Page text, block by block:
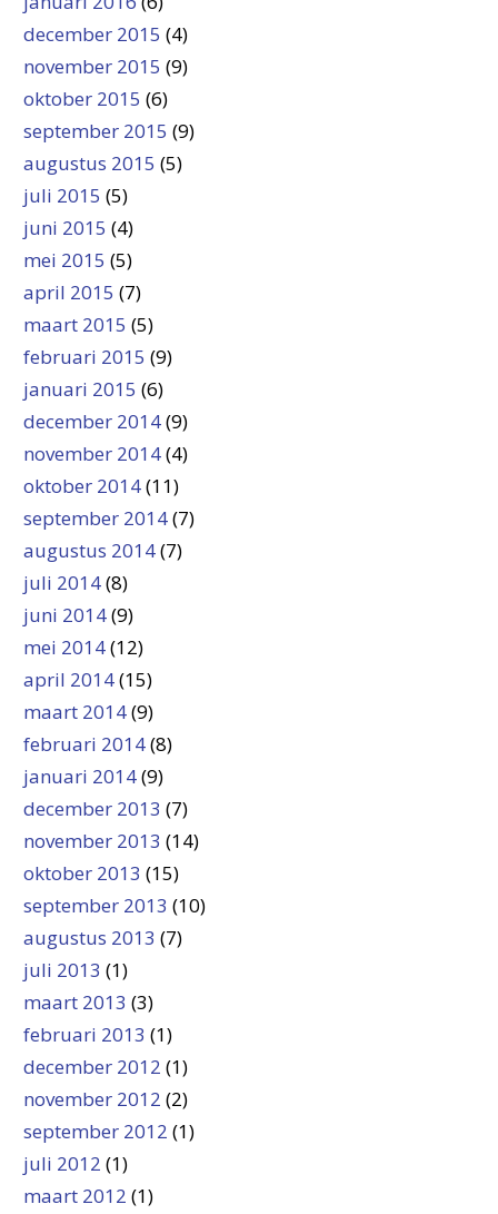
december 2015 (4)
november 2015 (9)
oktober 2015 (6)
september 2015 (9)
augustus 2015 (5)
juli 2015 (5)
juni 2015 (4)
mei 2015 (5)
april 2015 (7)
maart 2015 (5)
februari 2015 (9)
januari 2015 (6)
december 2014(9)
november 2014(4)
oktober 2014(11)
september 2014(7)
augustus 2014(7)
juli 2014(8)
juni 2014(9)
mei 2014(12)
april 2014(15)
maart 2014(9)
februari 2014(8)
januari 2014(9)
december 2013 (7)
november 2013 (14)
oktober 2013 (15)
september 2013 (10)
augustus 2013 (7)
juli 2013 (1)
maart 2013 (3)
februari 2013 (1)
december 2012 (1)
november 2012 (2)
september 2012 (1)
juli 2012 (1)
maart 2012 (1)